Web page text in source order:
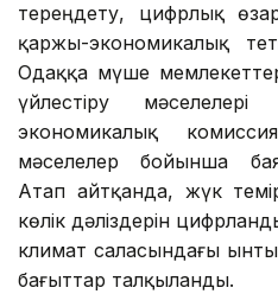
тереңдету, цифрлық
қаржы-экономикалық
Одаққа мүше
үйлестіру
экономикалық
мәселелер бойынша
Атап айтқанда, жүк
көлік дәліздерін
климат саласындағы
бағыттар талқыланды.